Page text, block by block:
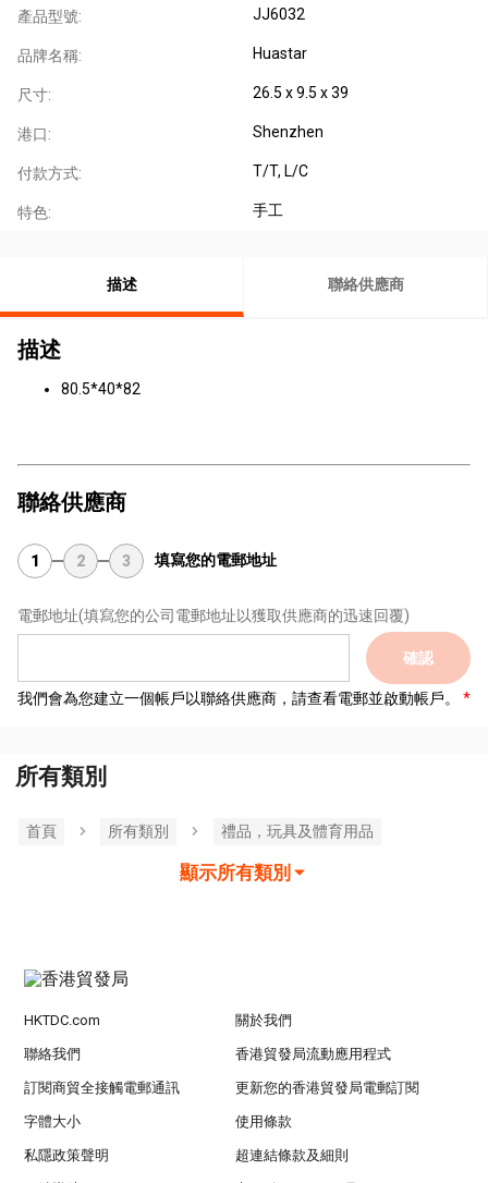
產品型號: JJ6032
品牌名稱: Huastar
尺寸: 26.5 x 9.5 x 39
港口: Shenzhen
付款方式: T/T, L/C
特色: 手工
描述 聯絡供應商
描述
80.5*40*82
聯絡供應商
1 2 3 填寫您的電郵地址
電郵地址(填寫您的公司電郵地址以獲取供應商的迅速回覆)
確認
我們會為您建立一個帳戶以聯絡供應商，請查看電郵並啟動帳戶。
所有類別
首頁 所有類別 禮品，玩具及體育用品
顯示所有類別
HKTDC.com 關於我們
聯絡我們 香港貿發局流動應用程式
訂閱商貿全接觸電郵通訊 更新您的香港貿發局電郵訂閱
字體大小 使用條款
私隱政策聲明 超連結條款及細則